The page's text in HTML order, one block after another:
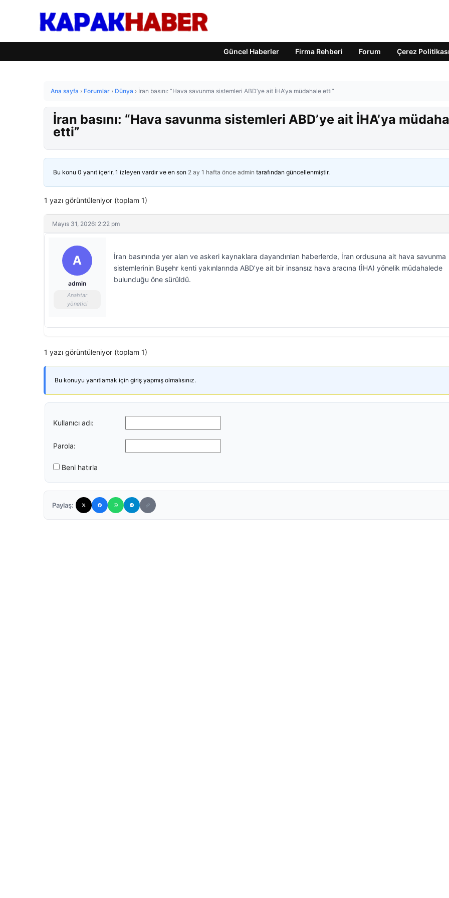
Güncel Haberler Firma Rehberi Forum Çerez Politikası
Ana sayfa › Forumlar › Dünya › İran basını: “Hava savunma sistemleri ABD’ye ait İHA’ya müdahale etti”
İran basını: “Hava savunma sistemleri ABD’ye ait İHA’ya
etti”
Bu konu 0 yanıt içerir, 1 izleyen vardır ve en son 2 ay 1 hafta önce admin tarafından güncellenmiştir.
1 yazı görüntüleniyor (toplam 1)
Mayıs 31, 2026: 2:22 pm
A
admin
Anahtar
yönetici
İran basınında yer alan ve askeri kaynaklara dayandırılan haberlerde, İran ordusuna ait hava savunma
sistemlerinin Buşehr kenti yakınlarında ABD’ye ait bir insansız hava aracına (İHA) yönelik müdahalede
bulunduğu öne sürüldü.
1 yazı görüntüleniyor (toplam 1)
Bu konuyu yanıtlamak için giriş yapmış olmalısınız.
Kullanıcı adı:
Parola:
Beni hatırla
Paylaş: